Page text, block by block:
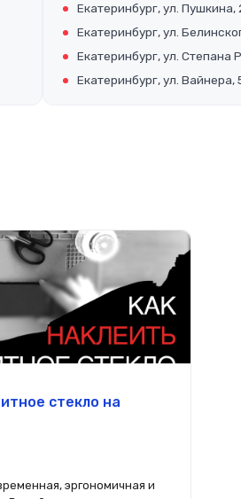
Екатеринбург, ул. Пушкина,
Екатеринбург, ул.
Екатеринбург, ул. Степана
Екатеринбург, ул. Вайнера,
стекло на
эргономичная и